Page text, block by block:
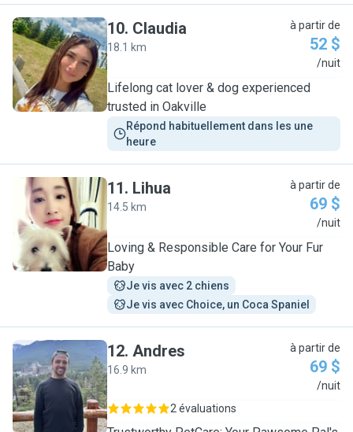
C
10. Claudia
18.1 km
à partir de
52 $
/nuit
Lifelong cat lover & dog experienced
trusted in Oakville
Répond habituellement dans les une
heure
L
11. Lihua
14.5 km
à partir de
69 $
/nuit
Loving & Responsible Care for Your Fur
Baby
Je vis avec 2 chiens
Je vis avec Choice, un Coca Spaniel
A
12. Andres
16.9 km
à partir de
69 $
/nuit
2 évaluations